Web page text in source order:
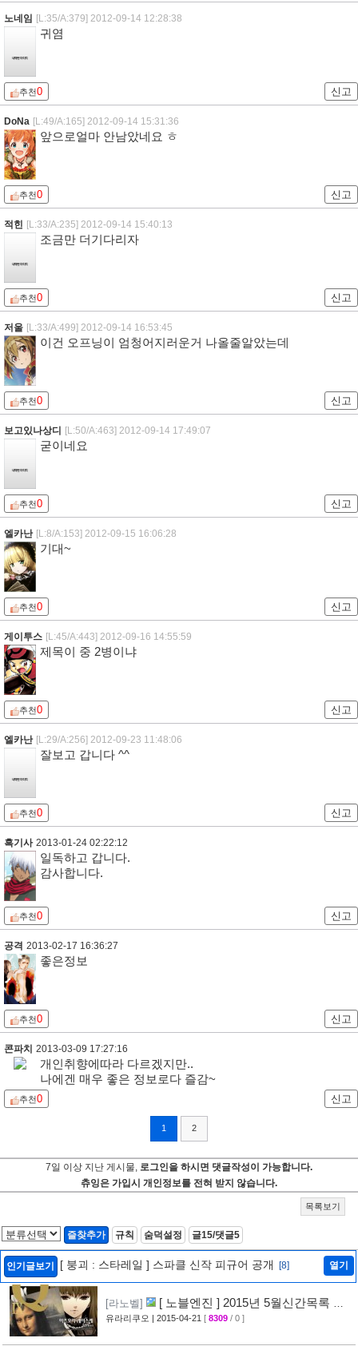
노네임 [L:35/A:379] 2012-09-14 12:28:38
귀염
추천0 신고
DoNa [L:49/A:165] 2012-09-14 15:31:36
앞으로얼마 안남았네요 ㅎ
추천0 신고
적힌 [L:33/A:235] 2012-09-14 15:40:13
조금만 더기다리자
추천0 신고
저울 [L:33/A:499] 2012-09-14 16:53:45
이건 오프닝이 엄청어지러운거 나올줄알았는데
추천0 신고
보고있나상디 [L:50/A:463] 2012-09-14 17:49:07
굳이네요
추천0 신고
엘카난 [L:8/A:153] 2012-09-15 16:06:28
기대~
추천0 신고
게이투스 [L:45/A:443] 2012-09-16 14:55:59
제목이 중 2병이냐
추천0 신고
엘카난 [L:29/A:256] 2012-09-23 11:48:06
잘보고 갑니다 ^^
추천0 신고
흑기사 2013-01-24 02:22:12
일독하고 갑니다.
감사합니다.
추천0 신고
공격 2013-02-17 16:36:27
좋은정보
추천0 신고
콘파치 2013-03-09 17:27:16
개인취향에따라 다르겠지만..
나에겐 매우 좋은 정보로다 즐감~
추천0 신고
1 2
7일 이상 지난 게시물, 로그인을 하시면 댓글작성이 가능합니다.
츄잉은 가입시 개인정보를 전혀 받지 않습니다.
목록보기
즐찾추가 규칙 숨덕설정 글15/댓글5
인기글보기 [ 붕괴 : 스타레일 ] 스파클 신작 피규어 공개 [8] 열기
[라노벨]
[ 노블엔진 ] 2015년 5월신간목록 공
개 [28]
유라리쿠오 | 2015-04-21 [ 8309 / 0 ]